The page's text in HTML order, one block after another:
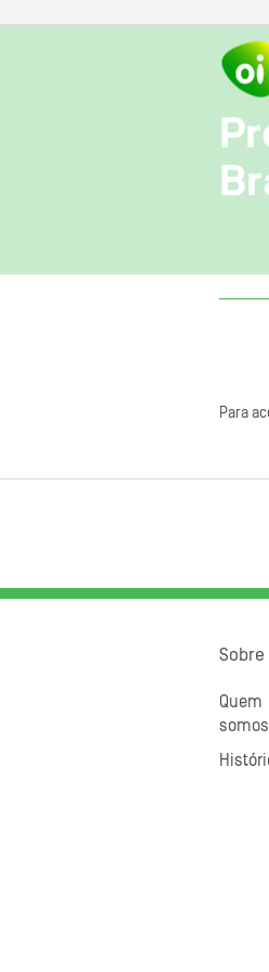
Para
Sobre
Quem
somos